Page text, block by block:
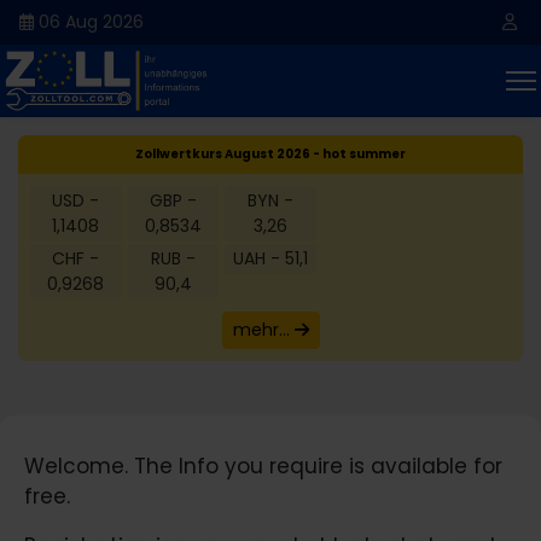
06 Aug 2026
Zollwertkurs August 2026 - hot summer
USD -
1,1408
CHF -
0,9268
GBP -
0,8534
RUB -
90,4
BYN -
3,26
UAH - 51,1
mehr...
Welcome. The Info you require is available for
free.